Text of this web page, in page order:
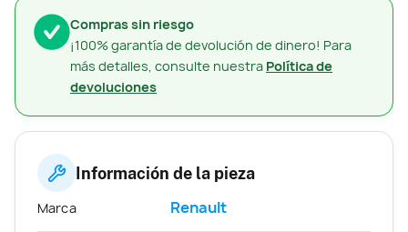
Compras sin riesgo
¡100% garantía de devolución de dinero! Para
más detalles, consulte nuestra Política de
devoluciones
Información de la pieza
Marca Renault